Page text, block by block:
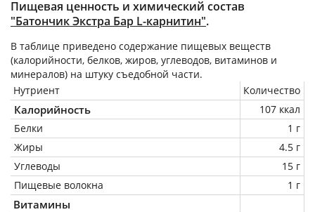
Пищевая ценность и химический состав
"Батончик Экстра Бар L-карнитин".
В таблице приведено содержание пищевых веществ
(калорийности, белков, жиров, углеводов, витаминов и
минералов) на штуку съедобной части.
Нутриент
Количество
Калорийность
107 ккал
Белки
1 г
Жиры
4.5 г
Углеводы
15 г
Пищевые волокна
1 г
Витамины